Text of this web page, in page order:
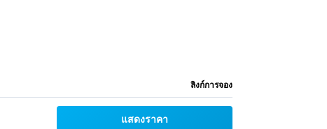
ลิงก์การจอง
แสดงราคา